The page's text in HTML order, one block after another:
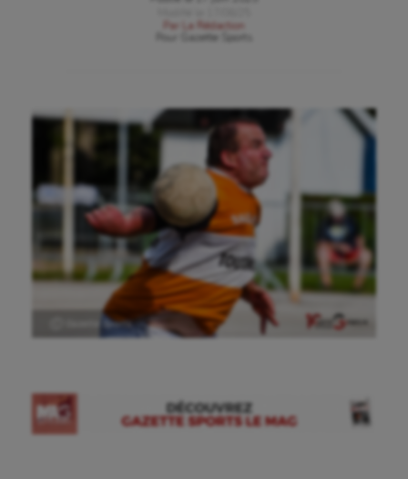
Par
La Rédaction
Gazette Sports
Ⓒ Gazette Sports